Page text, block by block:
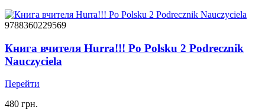
9788360229569
Книга вчителя Hurra!!! Po Polsku 2 Podrecznik
Nauczyciela
Перейти
480 грн.